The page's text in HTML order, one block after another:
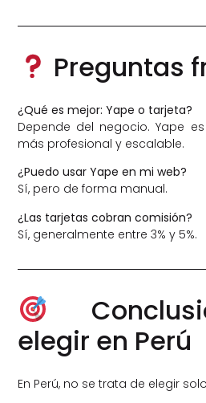
Preguntas
¿Qué es mejor: Yape o tarjeta?
Depende del negocio. Yape
más profesional y escalable.
¿Puedo usar Yape en mi web?
Sí, pero de forma manual.
¿Las tarjetas cobran comisión?
Sí, generalmente entre 3% y 5%.
elegir en Perú
En Perú, no se trata de elegir